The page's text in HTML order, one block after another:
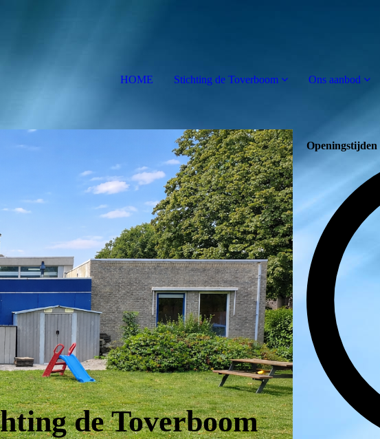
HOME Stichting de Toverboom Ons aanbod
de Toverboom
Openingstijden